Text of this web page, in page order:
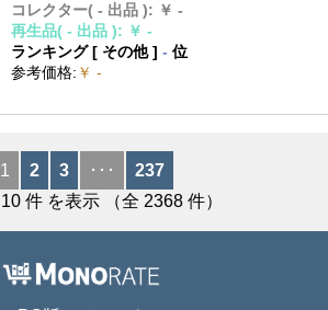
コレクター( - 出品 ): ￥ -
再生品( - 出品 ): ￥ -
ランキング [ その他]- 位
参考価格: ￥ -
1 2 3 ･･･
237
10 件 を表示 （全 2368 件）